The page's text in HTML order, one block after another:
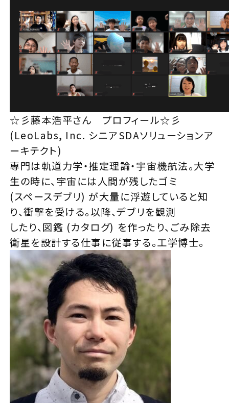
☆彡藤本浩平さん プロフィール☆彡
(LeoLabs, Inc. シニアSDAソリューションア
ーキテクト)
専門は軌道力学・推定理論・宇宙機航法。大学
生の時に、宇宙には人間が残したゴミ
(スペースデブリ) が大量に浮遊していると知
り、衝撃を受ける。以降、デブリを観測
したり、図鑑 (カタログ) を作ったり、ごみ除去
衛星を設計する仕事に従事する。工学博士。